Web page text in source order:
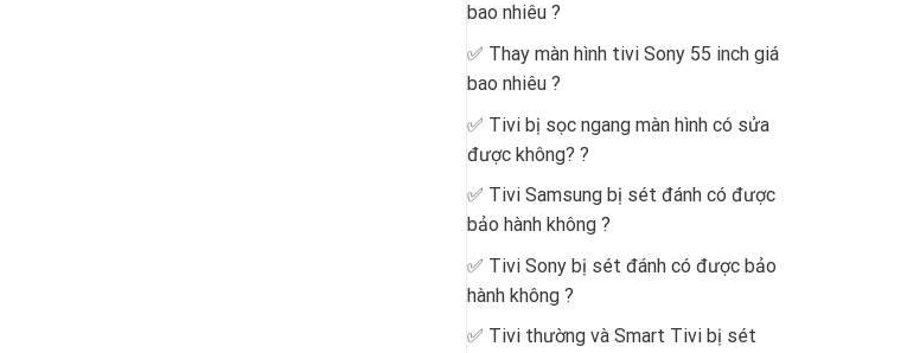
bao nhiêu ?
✅ Thay màn hình tivi Sony 55 inch giá
bao nhiêu ?
✅ Tivi bị sọc ngang màn hình có sửa
được không? ?
✅ Tivi Samsung bị sét đánh có được
bảo hành không ?
✅ Tivi Sony bị sét đánh có được bảo
hành không ?
✅ Tivi thường và Smart Tivi bị sét